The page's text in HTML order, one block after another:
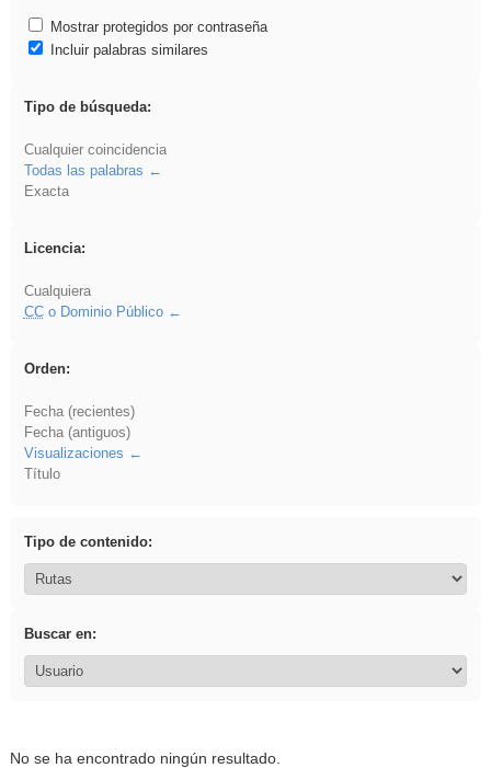
Mostrar protegidos por contraseña
Incluir palabras similares
Tipo de búsqueda:
Cualquier coincidencia
Todas las palabras
Exacta
Licencia:
Cualquiera
CCo Dominio Público
Orden:
Fecha (recientes)
Fecha (antiguos)
Visualizaciones
Título
Tipo de contenido:
Buscar en:
No se ha encontrado ningún resultado.